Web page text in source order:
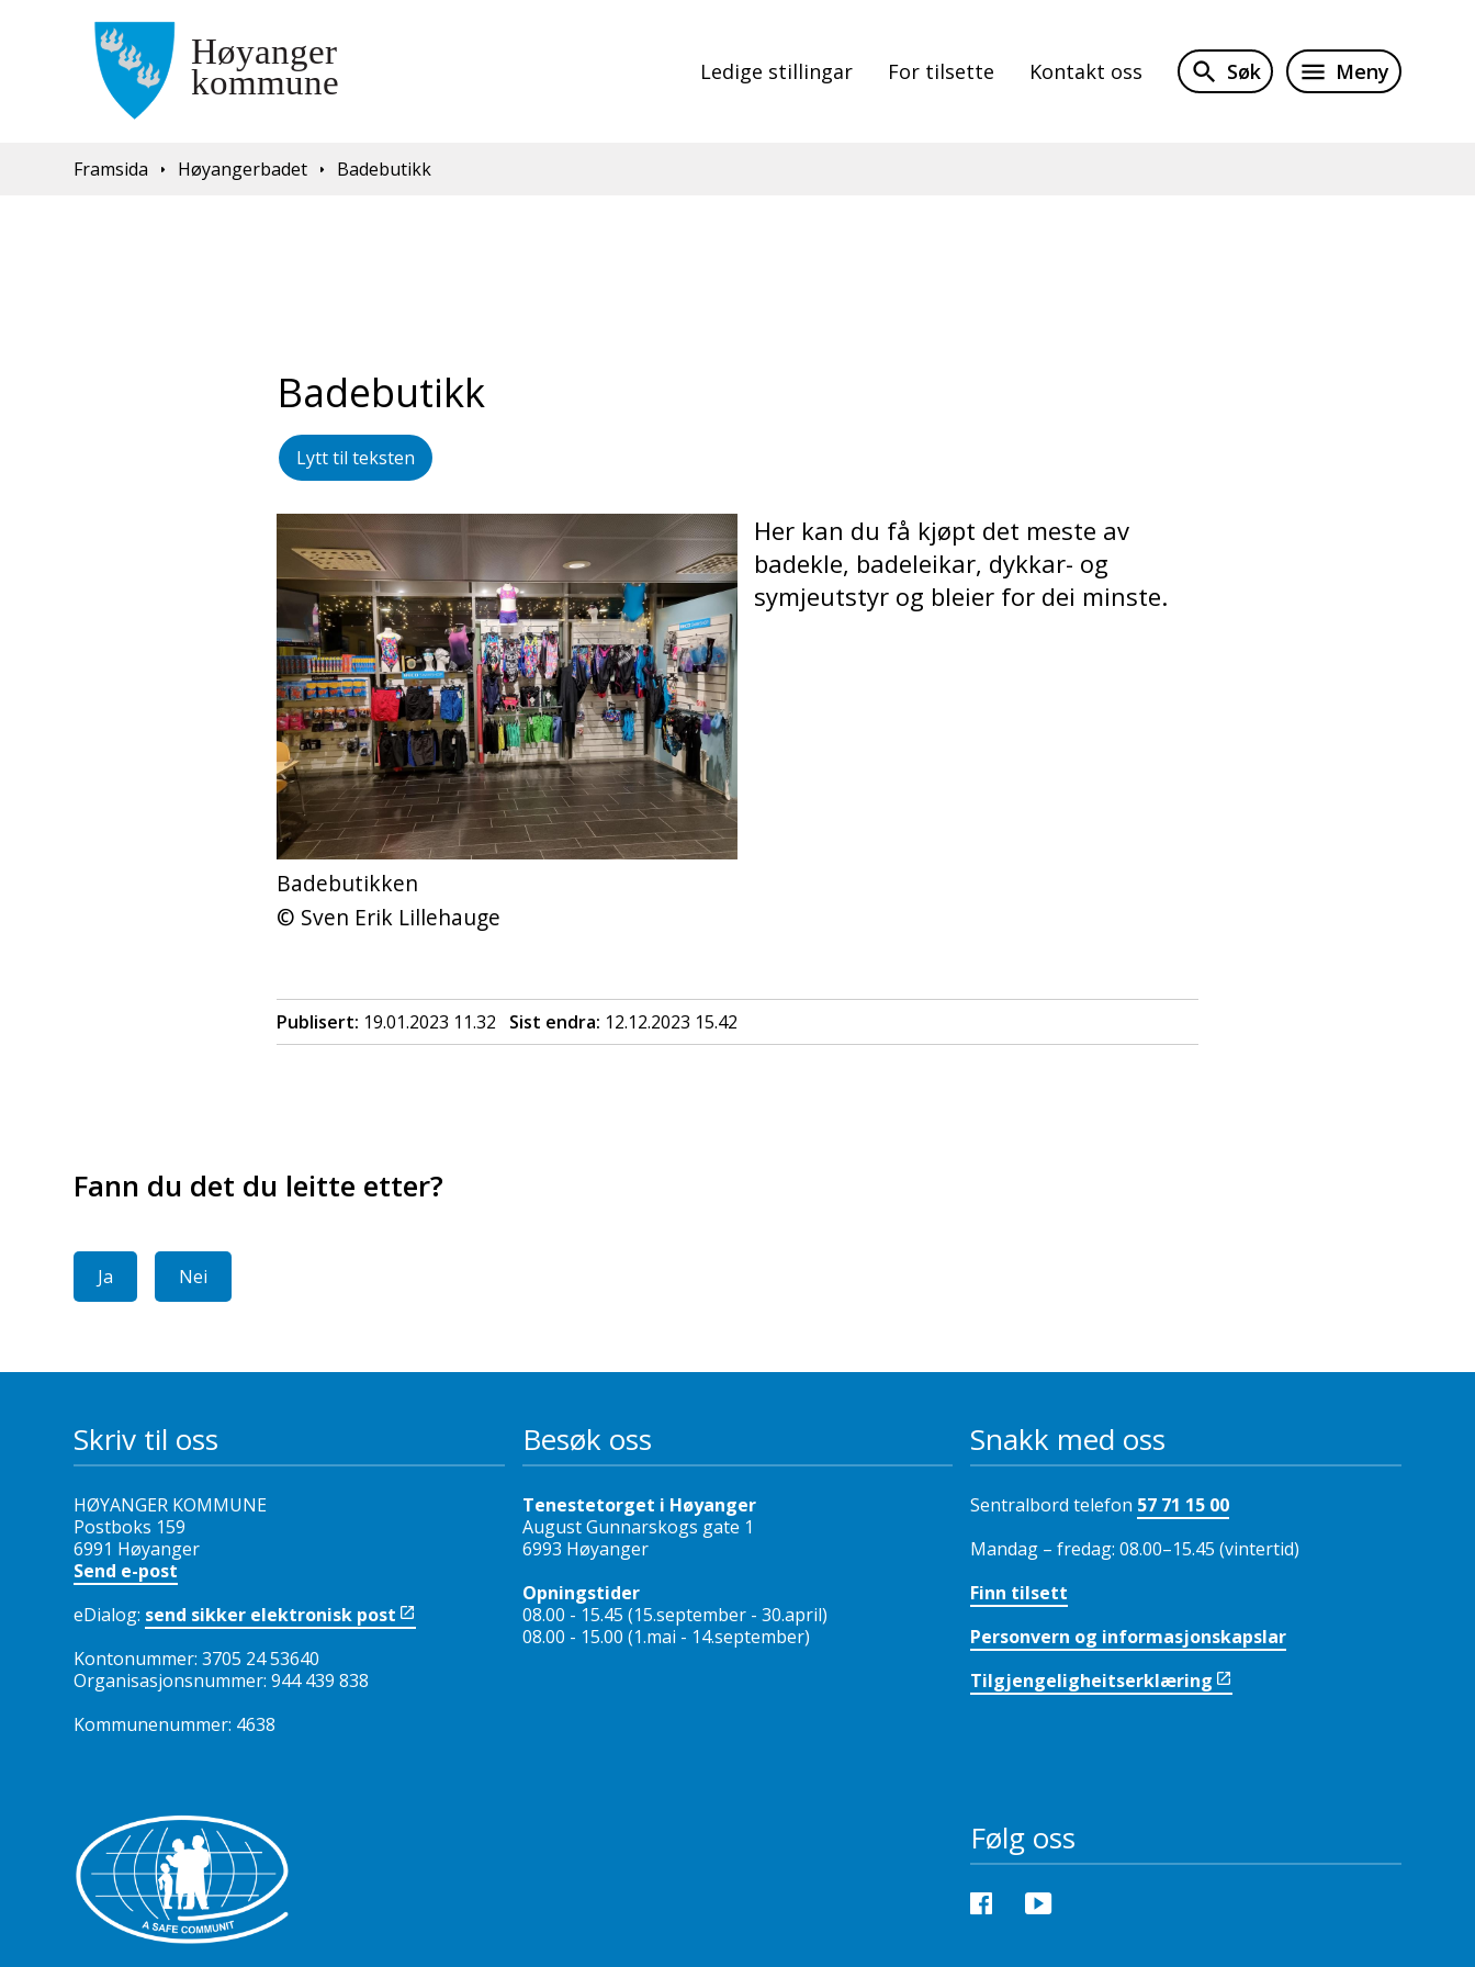
Ledige stillingar For tilsette Kontakt oss Søk Meny
Du er her:
Framsida Høyangerbadet Badebutikk
Badebutikk
Lytt til teksten
Badebutikken
Sven Erik Lillehauge
Her kan du få kjøpt det meste av
badekle, badeleikar, dykkar- og
symjeutstyr og bleier for dei minste.
Publisert 19.01.2023 11.32 Sist endra 12.12.2023 15.42
Fann du det du leitte etter?
Ja Nei
Skriv til oss
HØYANGER KOMMUNE
Postboks 159
6991 Høyanger
Send e-post
eDialog: send sikker elektronisk post
Kontonummer: 3705 24 53640
Organisasjonsnummer: 944 439 838
Kommunenummer: 4638
Besøk oss
Tenestetorget i Høyanger
August Gunnarskogs gate 1
6993 Høyanger
Opningstider
08.00 - 15.45 (15.september - 30.april)
08.00 - 15.00 (1.mai - 14.september)
Snakk med oss
Sentralbord telefon 57 71 15 00
Mandag – fredag: 08.00–15.45 (vintertid)
Finn tilsett
Personvern og informasjonskapslar
Tilgjengeligheitserklæring
Følg oss
Facebook